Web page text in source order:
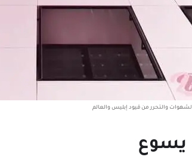
والتحرر من قيود إبليس والعالم
يسوع